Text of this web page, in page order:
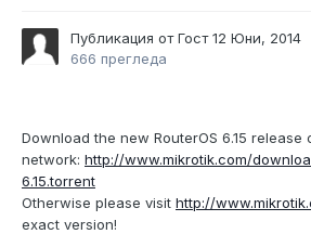
Публикация от Гост12 Юни, 2014
666 прегледа
Download the new RouterOS 6.15 release
network: http://www.mikrotik.com/
6.15.torrent
Otherwise please visit http://
exact version!